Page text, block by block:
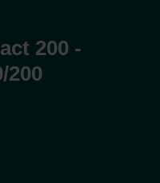
200 -
200